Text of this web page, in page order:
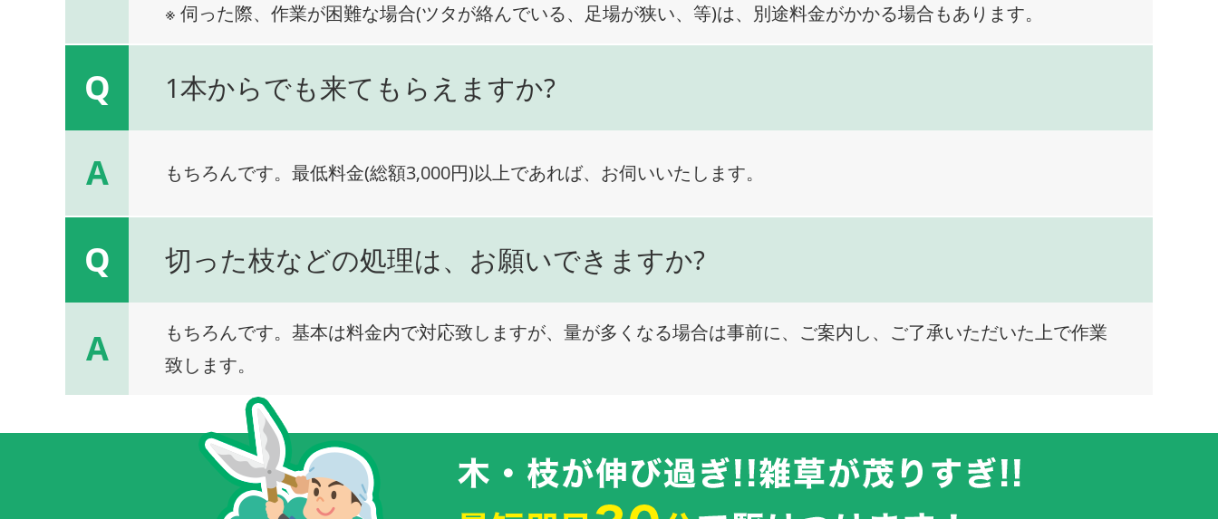
※ 伺った際、作業が困難な場合(ツタが絡んでいる、足場が狭い、等)は、別途料金がかかる場合もあります。
Q 1本からでも来てもらえますか?
A もちろんです。最低料金(総額3,000円)以上であれば、お伺いいたします。
Q 切った枝などの処理は、お願いできますか?
A
もちろんです。基本は料金内で対応致しますが、量が多くなる場合は事前に、ご案内し、ご了承いただいた上で作業
致します。